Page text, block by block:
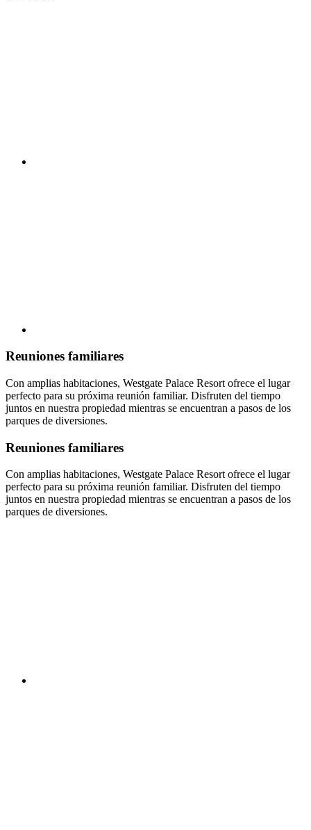
Reuniones familiares
Con amplias habitaciones, Westgate Palace Resort ofrece el lugar
perfecto para su próxima reunión familiar. Disfruten del tiempo
juntos en nuestra propiedad mientras se encuentran a pasos de los
parques de diversiones.
Reuniones familiares
Con amplias habitaciones, Westgate Palace Resort ofrece el lugar
perfecto para su próxima reunión familiar. Disfruten del tiempo
juntos en nuestra propiedad mientras se encuentran a pasos de los
parques de diversiones.